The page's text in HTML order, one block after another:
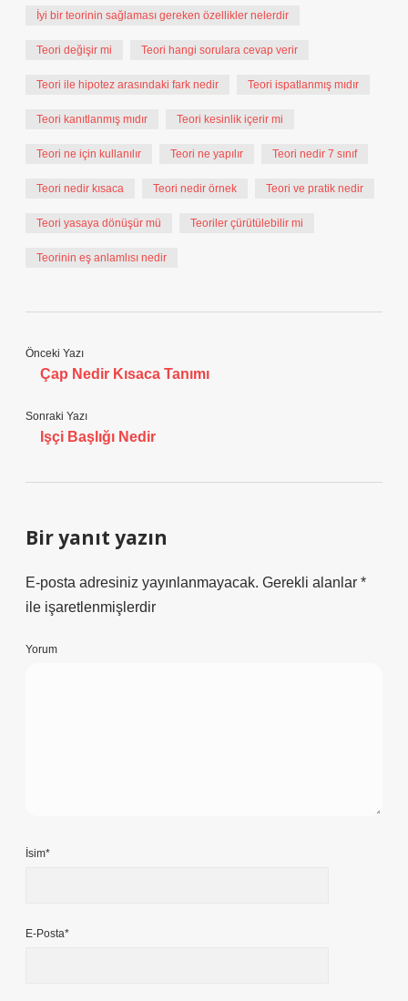
İyi bir teorinin sağlaması gereken özellikler nelerdir
Teori değişir mi Teori hangi sorulara cevap verir
Teori ile hipotez arasındaki fark nedir Teori ispatlanmış mıdır
Teori kanıtlanmış mıdır Teori kesinlik içerir mi
Teori ne için kullanılır Teori ne yapılır Teori nedir 7 sınıf
Teori nedir kısaca Teori nedir örnek Teori ve pratik nedir
Teori yasaya dönüşür mü Teoriler çürütülebilir mi
Teorinin eş anlamlısı nedir
Önceki Yazı
Çap Nedir Kısaca Tanımı
Sonraki Yazı
Işçi Başlığı Nedir
Bir yanıt yazın
E-posta adresiniz yayınlanmayacak. Gerekli alanlar *
ile işaretlenmişlerdir
Yorum
İsim*
E-Posta*